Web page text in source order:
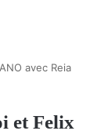
avec Reia
et Felix